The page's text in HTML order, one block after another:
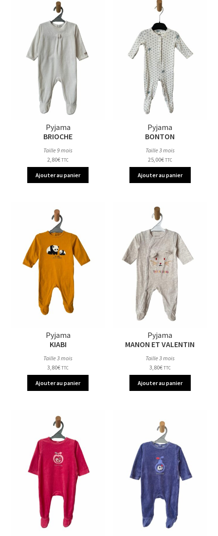
Pyjama
BRIOCHE
Taille 9 mois
2,80€ TTC
Ajouter au panier
Pyjama
BONTON
Taille 3 mois
25,00€ TTC
Ajouter au panier
Pyjama
KIABI
Taille 3 mois
3,80€ TTC
Ajouter au panier
Pyjama
MANON ET VALENTIN
Taille 3 mois
3,80€ TTC
Ajouter au panier